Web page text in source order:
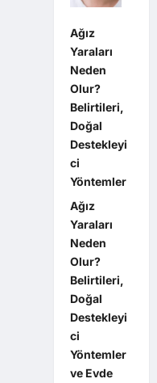
Ağız
Yaraları
Neden
Olur?
Belirtileri,
Doğal
Destekleyi
ci
Yöntemler
Ağız
Yaraları
Neden
Olur?
Belirtileri,
Doğal
Destekleyi
ci
Yöntemler
ve Evde